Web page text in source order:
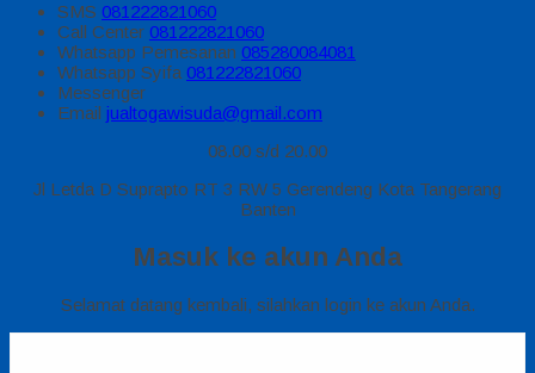
SMS 081222821060
Call Center 081222821060
Whatsapp Pemesanan 085280084081
Whatsapp Syifa 081222821060
Messenger
Email jualtogawisuda@gmail.com
08.00 s/d 20.00
Jl Letda D Suprapto RT 3 RW 5 Gerendeng Kota Tangerang
Banten
Masuk ke akun Anda
Selamat datang kembali, silahkan login ke akun Anda.